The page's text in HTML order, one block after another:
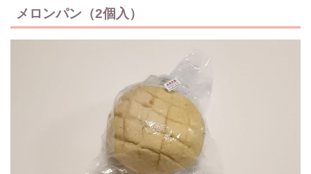
メロンパン（2個入）